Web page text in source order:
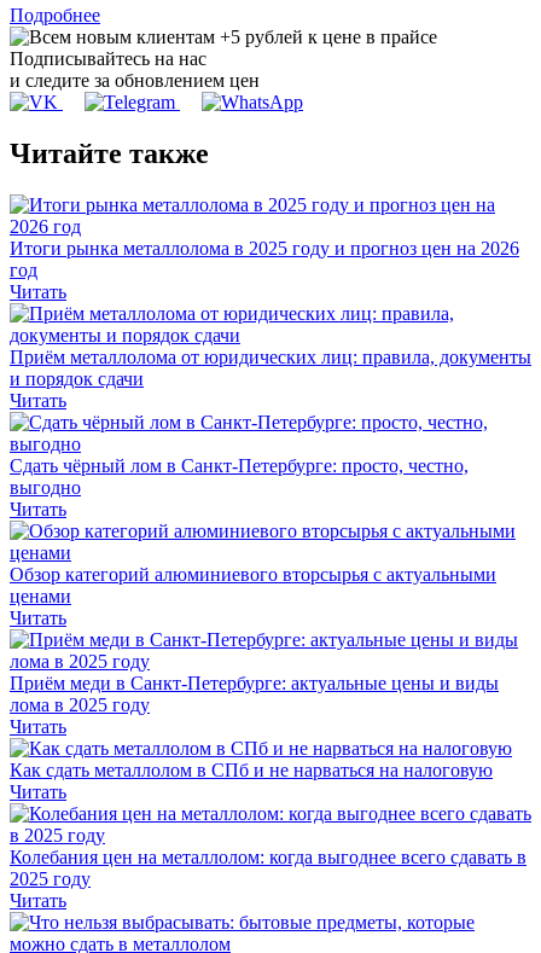
Подробнее
Подписывайтесь на нас
и следите за обновлением цен
Читайте также
Итоги рынка металлолома в 2025 году и прогноз цен на 2026
год
Читать
Приём металлолома от юридических лиц: правила, документы
и порядок сдачи
Читать
Сдать чёрный лом в Санкт-Петербурге: просто, честно,
выгодно
Читать
Обзор категорий алюминиевого вторсырья с актуальными
ценами
Читать
Приём меди в Санкт-Петербурге: актуальные цены и виды
лома в 2025 году
Читать
Как сдать металлолом в СПб и не нарваться на налоговую
Читать
Колебания цен на металлолом: когда выгоднее всего сдавать в
2025 году
Читать